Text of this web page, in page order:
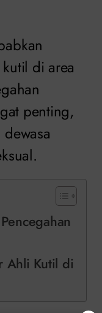
di area
penting,
Ahli Kutil di